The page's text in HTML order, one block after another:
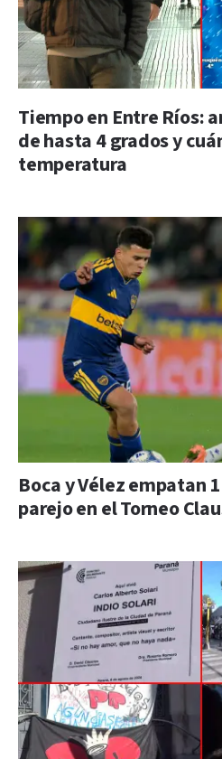
Tiempo en Entre Ríos:
de hasta 4 grados y
temperatura
Boca y Vélez empatan
parejo en el Torneo